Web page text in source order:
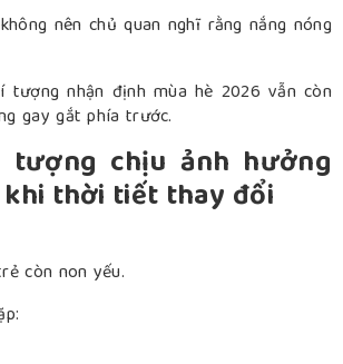
nên chủ quan nghĩ rằng nắng nóng
tượng nhận định mùa hè 2026 vẫn còn
gay gắt phía trước.
tượng chịu ảnh hưởng
thời tiết thay đổi
còn non yếu.